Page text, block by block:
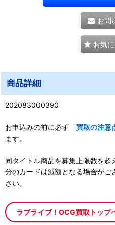
お問
お気
商品詳細
202083000390
お申込みの前に必ず「買取の注意
ます。
同タイトル商品を募集上限数を
分のカードは減額となる場合が
さい。
ラブライブ！OCG買取トップ